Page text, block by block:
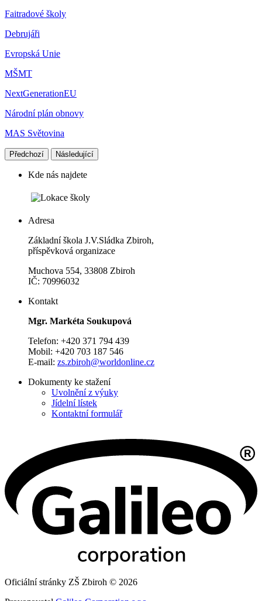
Faitradové školy
Debrujáři
Evropská Unie
MŠMT
NextGenerationEU
Národní plán obnovy
MAS Světovina
Předchozí Následující
Kde nás najdete
Adresa
Základní škola J.V.Sládka Zbiroh,
příspěvková organizace
Muchova 554, 33808 Zbiroh
IČ: 70996032
Kontakt
Mgr. Markéta Soukupová
Telefon: +420 371 794 439
Mobil: +420 703 187 546
E-mail: zs.zbiroh@worldonline.cz
Dokumenty ke stažení
Uvolnění z výuky
Jídelní lístek
Kontaktní formulář
Oficiální stránky ZŠ Zbiroh © 2026